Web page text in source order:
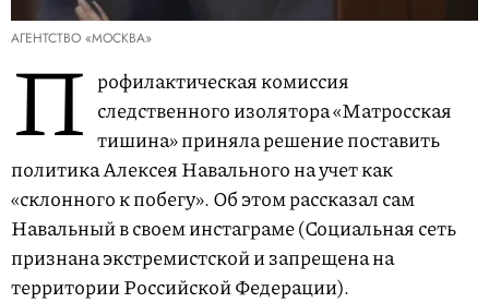
АГЕНТСТВО «МОСКВА»
П рофилактическая комиссия
следственного изолятора «Матросская
тишина» приняла решение поставить
политика Алексея Навального на учет как
«склонного к побегу». Об этом рассказал сам
Навальный в своем инстаграме (Социальная сеть
признана экстремистской и запрещена на
территории Российской Федерации).